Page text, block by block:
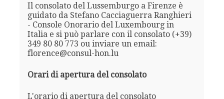
Il consolato del Lussemburgo a Firenze è
guidato da Stefano Cacciaguerra Ranghieri
- Console Onorario del Luxembourg in
Italia e si può parlare con il consolato (+39)
349 80 80 773 ou inviare un email:
florence@consul-hon.lu
Orari di apertura del consolato
L'orario di apertura del consolato